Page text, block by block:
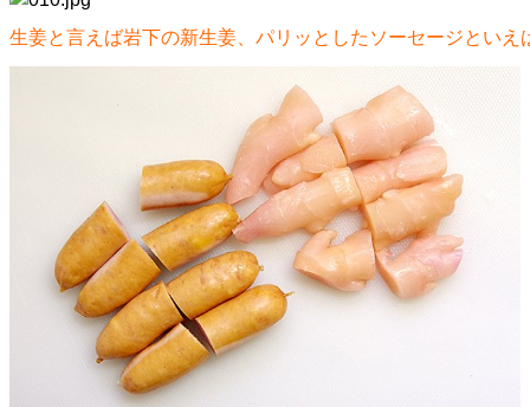
生姜と言えば岩下の新生姜、パリッとしたソーセージといえ